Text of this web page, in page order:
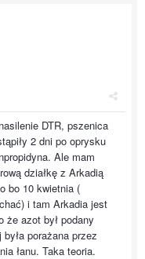
DTR, pszenica
2 dni po oprysku
Ale mam
działkę z Arkadią
bo 10 kwietnia (
i tam Arkadia jest
azot był podany
porażana przez
łanu. Taka teoria.